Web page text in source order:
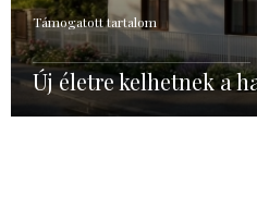
Támogatott tartalom
Új életre kelhetnek a